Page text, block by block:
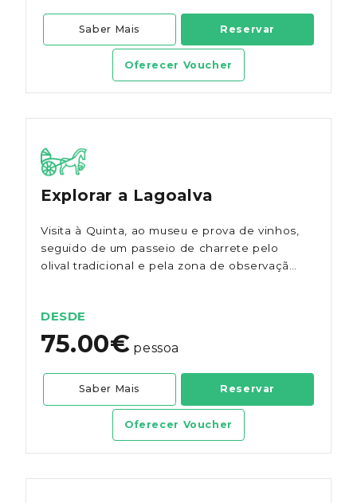
Saber Mais Reservar
Oferecer Voucher
Explorar a Lagoalva
Visita à Quinta, ao museu e prova de vinhos,
seguido de um passeio de charrete pelo
olival tradicional e pela zona de observação
DESDE
75.00€ pessoa
Saber Mais Reservar
Oferecer Voucher